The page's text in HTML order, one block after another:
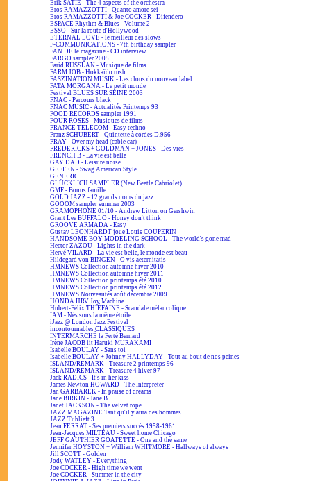
Erik SATIE - The 4 aspects of the orchestra
Eros RAMAZZOTTI - Quanto amore sei
Eros RAMAZZOTTI & Joe COCKER - Difendero
ESPACE Rhythm & Blues - Volume 2
ESSO - Sur la route d'Hollywood
ETERNAL LOVE - le meilleur des slows
F-COMMUNICATIONS - 7th birthday sampler
FAN DE le magazine - CD interview
FARGO sampler 2005
Farid RUSSLAN - Musique de films
FARM JOB - Hokkaïdo rush
FASZINATION MUSIK - Les clous du nouveau label
FATA MORGANA - Le petit monde
Festival BLUES SUR SEINE 2003
FNAC - Parcours black
FNAC MUSIC - Actualités Printemps 93
FOOD RECORDS sampler 1991
FOUR ROSES - Musiques de films
FRANCE TELECOM - Easy techno
Franz SCHUBERT - Quintette à cordes D.956
FRAY - Over my head (cable car)
FREDERICKS + GOLDMAN + JONES - Des vies
FRENCH B - La vie est belle
GAY DAD - Leisure noise
GEFFEN - Swag American Style
GENERIC
GLÜCKLICH SAMPLER (New Beetle Cabriolet)
GMF - Bonus famille
GOLD JAZZ - 12 grands noms du jazz
GOOOM sampler summer 2003
GRAMOPHONE 01/10 - Andrew Litton on Gershwin
Grant Lee BUFFALO - Honey don't think
GROOVE ARMADA - Easy
Gustav LEONHARDT joue Louis COUPERIN
HANDSOME BOY MODELING SCHOOL - The world's gone mad
Hector ZAZOU - Lights in the dark
Hervé VILARD - La vie est belle, le monde est beau
Hildegard von BINGEN - O vis aeternitatis
HMNEWS Collection automne hiver 2010
HMNEWS Collection automne hiver 2011
HMNEWS Collection printemps été 2010
HMNEWS Collection printemps été 2012
HMNEWS Nouveautés août décembre 2009
HONDA HRV Joy Machine
Hubert-Félix THIÉFAINE - Scandale mélancolique
IAM - Nés sous la même étoile
iJazz @ London Jazz Festival
incontournables CLASSIQUES
INTERMARCHÉ la Ferté Bernard
Irène JACOB lit Haruki MURAKAMI
Isabelle BOULAY - Sans toi
Isabelle BOULAY + Johnny HALLYDAY - Tout au bout de nos peines
ISLAND/REMARK - Treasure 2 printemps 96
ISLAND/REMARK - Treasure 4 hiver 97
Jack RADICS - It's in her kiss
James Newton HOWARD - The Interpreter
Jan GARBAREK - In praise of dreams
Jane BIRKIN - Jane B.
Janet JACKSON - The velvet rope
JAZZ MAGAZINE Tant qu'il y aura des hommes
JAZZ Tublieft 3
Jean FERRAT - Ses premiers succès 1958-1961
Jean-Jacques MILTEAU - Sweet home Chicago
JEFF GAUTHIER GOATETTE - One and the same
Jennifer HOYSTON + William WHITMORE - Hallways of always
Jill SCOTT - Golden
Jody WATLEY - Everything
Joe COCKER - High time we went
Joe COCKER - Summer in the city